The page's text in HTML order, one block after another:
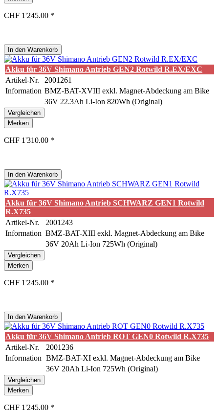
CHF 1'245.00 *
In den Warenkorb
Akku für 36V Shimano Antrieb GEN2 Rotwild R.EX/EXC
Artikel-Nr.
2001261
Information BMZ-BAT-XVIII exkl. Magnet-Abdeckung am Bike
36V 22.3Ah Li-Ion 820Wh (Original)
Vergleichen
Merken
CHF 1'310.00 *
In den Warenkorb
Akku für 36V Shimano Antrieb SCHWARZ GEN1 Rotwild
R.X735
Artikel-Nr.
2001243
Information BMZ-BAT-XIII exkl. Magnet-Abdeckung am Bike
36V 20Ah Li-Ion 725Wh (Original)
Vergleichen
Merken
CHF 1'245.00 *
In den Warenkorb
Akku für 36V Shimano Antrieb ROT GEN0 Rotwild R.X735
Artikel-Nr.
2001236
Information BMZ-BAT-XI exkl. Magnet-Abdeckung am Bike
36V 20Ah Li-Ion 725Wh (Original)
Vergleichen
Merken
CHF 1'245.00 *